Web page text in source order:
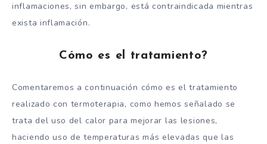
inflamaciones, sin embargo, está contraindicada mientras
exista inflamación.
Cómo es el tratamiento?
Comentaremos a continuación cómo es el tratamiento
realizado con termoterapia, como hemos señalado se
trata del uso del calor para mejorar las lesiones,
haciendo uso de temperaturas más elevadas que las